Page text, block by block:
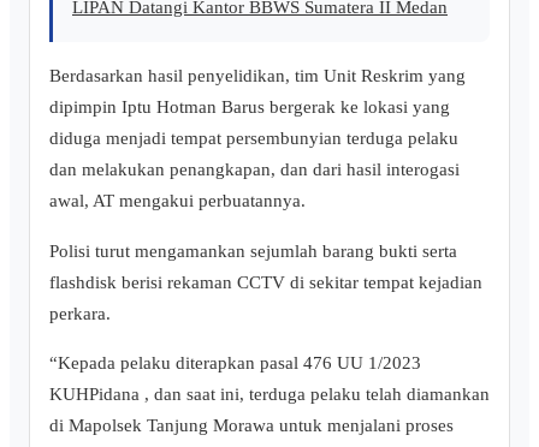
LIPAN Datangi Kantor BBWS Sumatera II Medan
Berdasarkan hasil penyelidikan, tim Unit Reskrim yang
dipimpin Iptu Hotman Barus bergerak ke lokasi yang
diduga menjadi tempat persembunyian terduga pelaku
dan melakukan penangkapan, dan dari hasil interogasi
awal, AT mengakui perbuatannya.
Polisi turut mengamankan sejumlah barang bukti serta
flashdisk berisi rekaman CCTV di sekitar tempat kejadian
perkara.
“Kepada pelaku diterapkan pasal 476 UU 1/2023
KUHPidana , dan saat ini, terduga pelaku telah diamankan
di Mapolsek Tanjung Morawa untuk menjalani proses